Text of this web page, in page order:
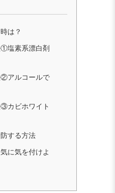
は？
塩素系漂白剤
アルコールで
カビホワイト
する方法
に気を付けよ